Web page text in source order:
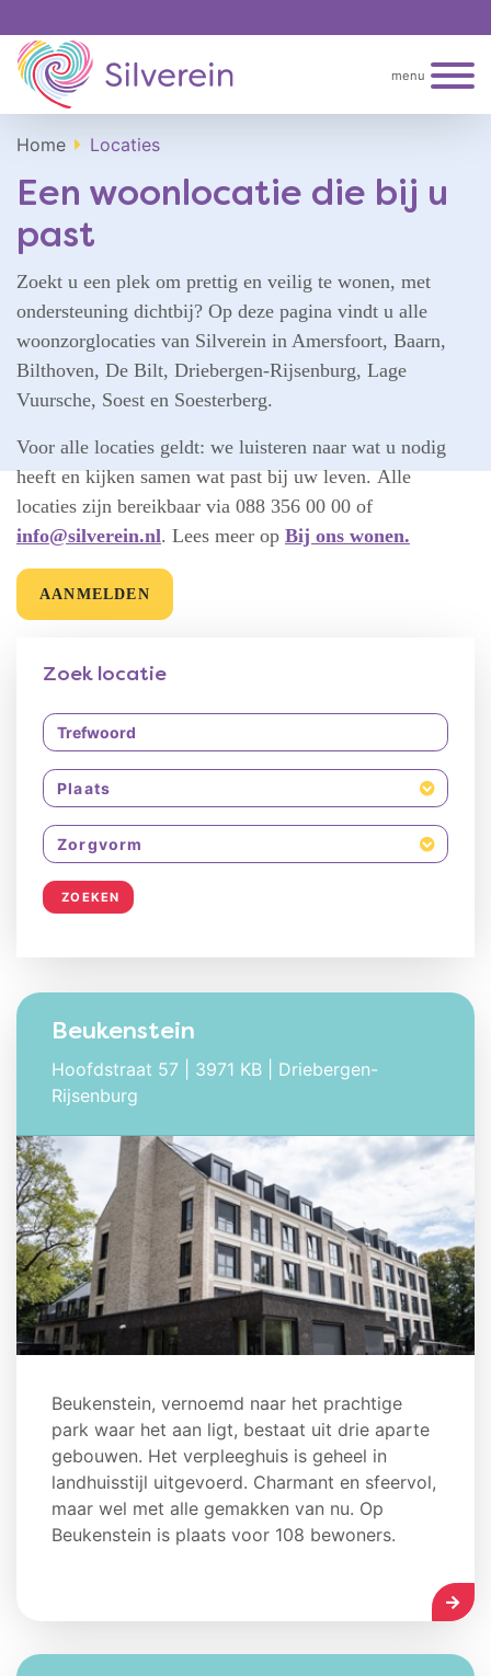
menu
Home Locaties
Een woonlocatie die bij u
past
Zoekt u een plek om prettig en veilig te wonen, met
ondersteuning dichtbij? Op deze pagina vindt u alle
woonzorglocaties van Silverein in Amersfoort, Baarn,
Bilthoven, De Bilt, Driebergen-Rijsenburg, Lage
Vuursche, Soest en Soesterberg.
Voor alle locaties geldt: we luisteren naar wat u nodig
heeft en kijken samen wat past bij uw leven. Alle
locaties zijn bereikbaar via 088 356 00 00 of
info@silverein.nl. Lees meer op Bij ons wonen.
AANMELDEN
Zoek locatie
Plaats
Zorgvorm
ZOEKEN
Beukenstein
Hoofdstraat 57 | 3971 KB | Driebergen-
Rijsenburg
Beukenstein, vernoemd naar het prachtige
park waar het aan ligt, bestaat uit drie aparte
gebouwen. Het verpleeghuis is geheel in
landhuisstijl uitgevoerd. Charmant en sfeervol,
maar wel met alle gemakken van nu. Op
Beukenstein is plaats voor 108 bewoners.